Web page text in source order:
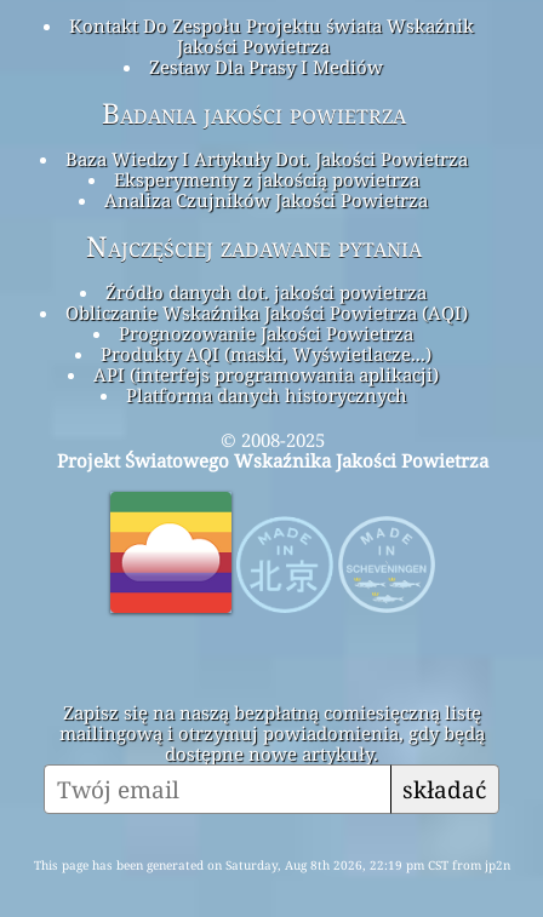
Kontakt Do Zespołu Projektu świata Wskaźnik
Jakości Powietrza
Zestaw Dla Prasy I Mediów
Badania jakości powietrza
Baza Wiedzy I Artykuły Dot. Jakości Powietrza
Eksperymenty z jakością powietrza
Analiza Czujników Jakości Powietrza
Najczęściej zadawane pytania
Źródło danych dot. jakości powietrza
Obliczanie Wskaźnika Jakości Powietrza (AQI)
Prognozowanie Jakości Powietrza
Produkty AQI (maski, Wyświetlacze...)
API (interfejs programowania aplikacji)
Platforma danych historycznych
© 2008-2025
Projekt Światowego Wskaźnika Jakości Powietrza
Zapisz się na naszą bezpłatną comiesięczną listę
mailingową i otrzymuj powiadomienia, gdy będą
dostępne nowe artykuły.
składać
This page has been generated on Saturday, Aug 8th 2026, 22:19 pm CST from jp2n